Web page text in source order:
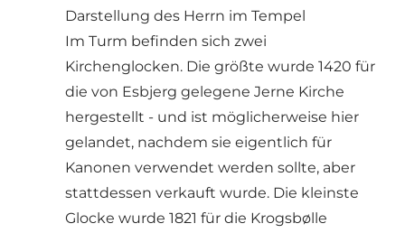
Darstellung des Herrn im Tempel
Im Turm befinden sich zwei
Kirchenglocken. Die größte wurde 1420 für
die von Esbjerg gelegene Jerne Kirche
hergestellt - und ist möglicherweise hier
gelandet, nachdem sie eigentlich für
Kanonen verwendet werden sollte, aber
stattdessen verkauft wurde. Die kleinste
Glocke wurde 1821 für die Krogsbølle